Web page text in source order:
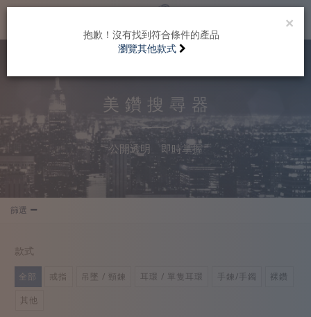
Toggle
美鑽搜尋器
公開透明 即時掌握
篩選
款式
全部 戒指 吊墜 / 頸鍊 耳環 / 單隻耳環 手鍊/手鐲
裸鑽
其他
×
抱歉！沒有找到符合條件的產品
瀏覽其他款式